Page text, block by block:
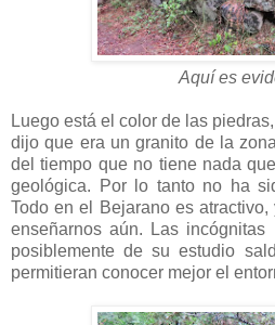
Aquí es
Luego está el color de las
dijo que era un granito de la
del tiempo que no tiene nada
geológica. Por lo tanto no ha
Todo en el Bejarano es
enseñarnos aún. Las
posiblemente de su estudio
permitieran conocer mejor el